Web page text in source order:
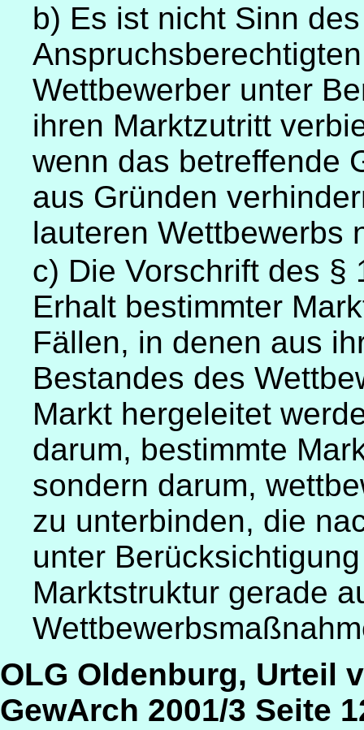
b) Es ist nicht Sinn
Wettbewerber unter
ihren Marktzutritt
wenn das betreffende
aus Gründen
lauteren Wettbewerbs
c) Die Vorschrift des §
Erhalt bestimmter
Fällen, in denen aus
Bestandes des
Markt hergeleitet
darum, bestimmte
sondern darum,
zu unterbinden, die
unter
Marktstruktur gerade
OLG Oldenburg, Urteil
GewArch 2001/3 Seite